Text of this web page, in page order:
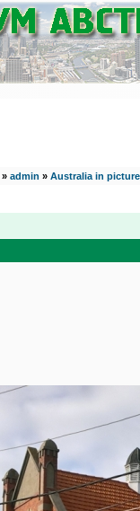
» admin » Australia in